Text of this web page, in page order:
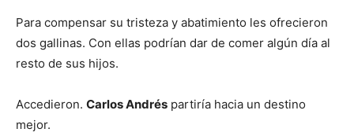
Para compensar su tristeza y abatimiento les ofrecieron
dos gallinas. Con ellas podrían dar de comer algún día al
resto de sus hijos.
Accedieron. Carlos Andrés partiría hacia un destino
mejor.